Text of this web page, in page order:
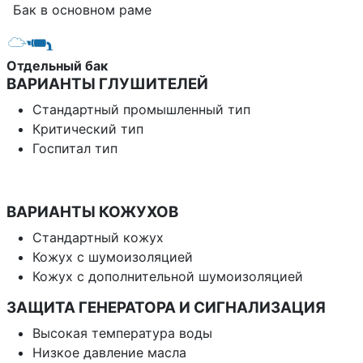
Бак в основном раме
Отдельный бак
ВАРИАНТЫ ГЛУШИТЕЛЕЙ
Стандартный промышленный тип
Критический тип
Госпитал тип
ВАРИАНТЫ КОЖУХОВ
Стандартный кожух
Кожух с шумоизоляцией
Кожух с дополнительной шумоизоляцией
ЗАЩИТА ГЕНЕРАТОРА И СИГНАЛИЗАЦИЯ
Высокая температура воды
Низкое давление масла